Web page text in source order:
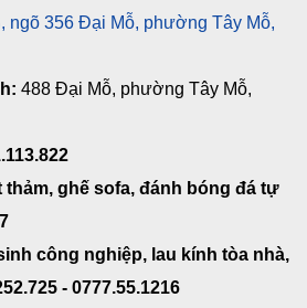
ngõ 356 Đại Mỗ, phường Tây Mỗ,
488 Đại Mỗ, phường Tây Mỗ,
thảm, ghế sofa, đánh bóng đá tự
công nghiệp, lau kính tòa nhà,
- 0777.55.1216